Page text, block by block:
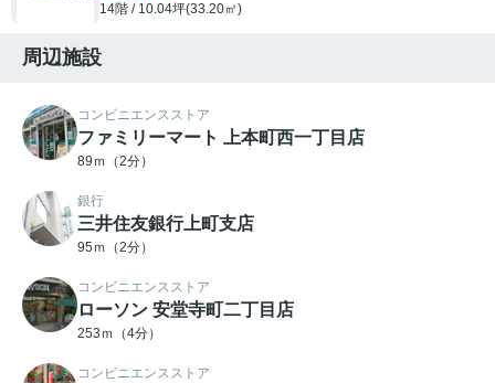
14階 / 10.04坪(33.20㎡)
周辺施設
コンビニエンスストア
ファミリーマート 上本町西一丁目店
89ｍ（2分）
銀行
三井住友銀行上町支店
95ｍ（2分）
コンビニエンスストア
ローソン 安堂寺町二丁目店
253ｍ（4分）
コンビニエンスストア